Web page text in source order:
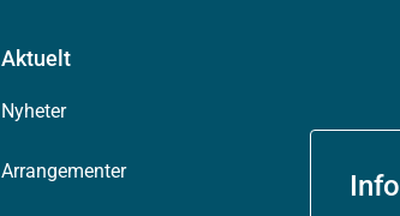
Aktuelt
Nyheter
Arrangementer